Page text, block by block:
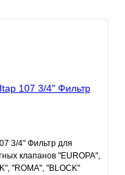
3/4" Фильтр для
клапанов "EUROPA",
"ROMA", "BLOCK"